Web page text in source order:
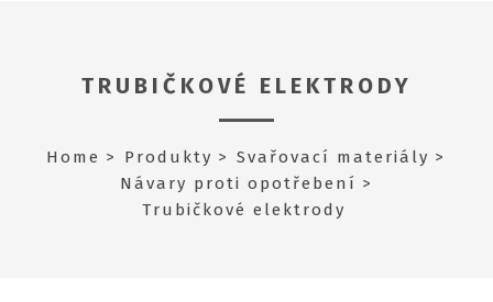
TRUBIČKOVÉ ELEKTRODY
Home Produkty
Svařovací materiály
Návary proti opotřebení
Trubičkové elektrody